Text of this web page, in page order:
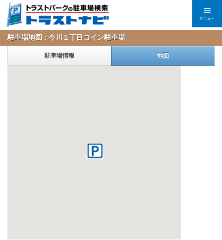
駐車場地図 : 今川１丁目コイン駐車場
駐車場情報 地図